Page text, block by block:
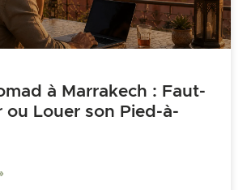
à Marrakech : Faut-
ou Louer son Pied-à-